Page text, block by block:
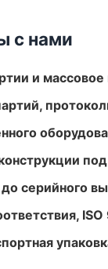
с нами
и
серийного
ISO